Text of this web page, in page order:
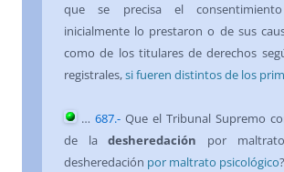
que se precisa el
inicialmente lo prestaron o de sus
como de los titulares de derechos
registrales,si fueren distintos de los
… 687.- Que el Tribunal Supremo
de ladesheredación por
desheredación por maltrato psicológico?